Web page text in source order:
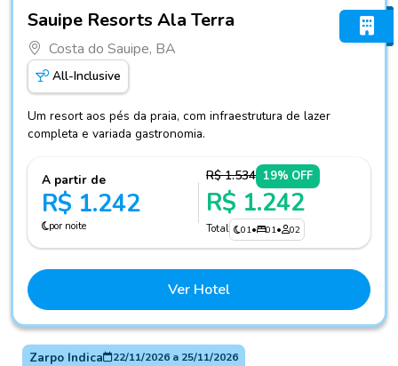
Sauipe Resorts Ala Terra
Costa do Sauipe, BA
All-Inclusive
Um resort aos pés da praia, com infraestrutura de lazer
completa e variada gastronomia.
A partir de
R$ 1.242
por noite
R$ 1.534 19% OFF
R$ 1.242
Total 01• 01• 02
Ver Hotel
Zarpo Indica 22/11/2026a 25/11/2026